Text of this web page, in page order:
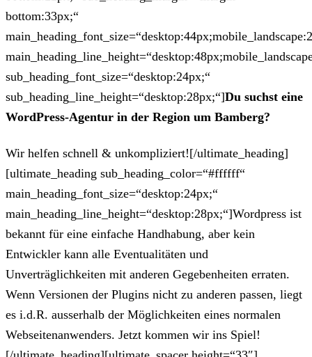
bottom:33px;“
sub_heading_font_size=“desktop:24px;“
sub_heading_line_height=“desktop:28px;“]Du suchst eine
WordPress-Agentur in der Region um Bamberg?
Wir helfen schnell & unkompliziert![/ultimate_heading]
[ultimate_heading sub_heading_color=“#ffffff“
main_heading_font_size=“desktop:24px;“
main_heading_line_height=“desktop:28px;“]Wordpress ist
bekannt für eine einfache Handhabung, aber kein
Entwickler kann alle Eventualitäten und
Unverträglichkeiten mit anderen Gegebenheiten erraten.
Wenn Versionen der Plugins nicht zu anderen passen, liegt
es i.d.R. ausserhalb der Möglichkeiten eines normalen
Webseitenanwenders. Jetzt kommen wir ins Spiel!